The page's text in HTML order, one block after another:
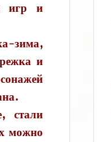
игр и
зима,
и
стали
можно